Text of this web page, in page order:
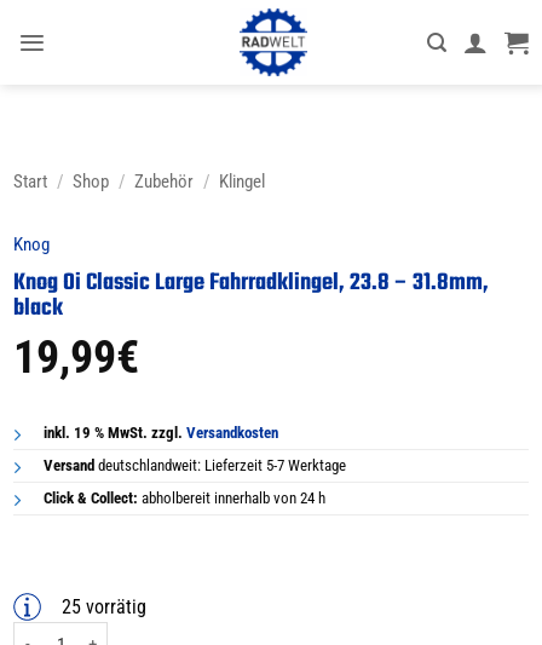
Inhalt
Start / Shop / Zubehör / Klingel
Knog
Knog Oi Classic Large Fahrradklingel, 23.8 – 31.8mm,
black
19,99€
inkl. 19 % MwSt. zzgl.Versandkosten
Versand deutschlandweit: Lieferzeit 5-7 Werktage
Click & Collect: abholbereit innerhalb von 24 h
25 vorrätig